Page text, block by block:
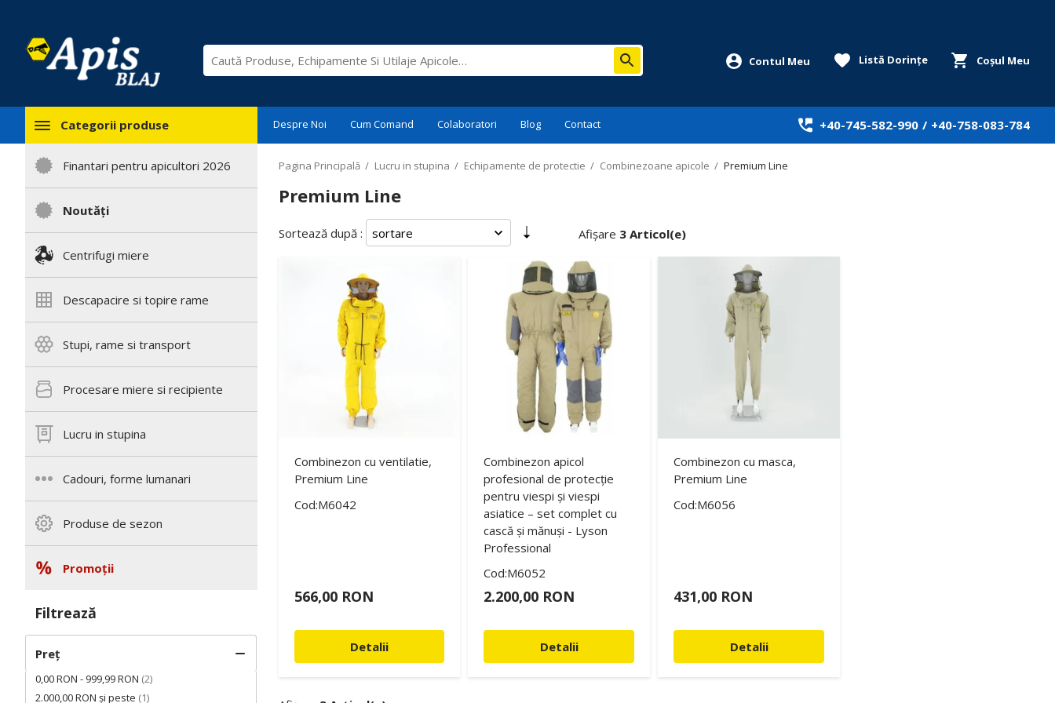
Coșul Meu
Listă Dorințe
Categorii produse
Finantari pentru apicultori 2026
Noutăți
Centrifugi miere
Descapacire si topire rame
Stupi, rame si transport
Procesare miere si recipiente
Lucru in stupina
Cadouri, forme lumanari
Produse de sezon
Promoții
Despre Noi Cum Comand Colaboratori Blog Contact +40-745-582-990 / +40-758-083-784
Filtrează
Preț
0,00 RON - 999,99 RON (2)
2.000,00 RON și peste (1)
Pagina Principală / Lucru in stupina / Echipamente de protectie / Combinezoane apicole / Premium Line
Premium Line
Sortează după : Afișare 3 Articol(e)
Combinezon cu ventilatie,
Premium Line
Cod:M6042
566,00 RON
Detalii
Combinezon apicol
profesional de protecție
pentru viespi și viespi
asiatice – set complet cu
cască și mănuși - Lyson
Professional
Cod:M6052
2.200,00 RON
Detalii
Combinezon cu masca,
Premium Line
Cod:M6056
431,00 RON
Detalii